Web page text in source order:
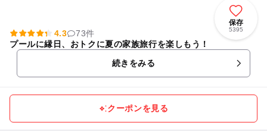
保存
5395
4.3
73件
プールに縁日、おトクに夏の家族旅行を楽しもう！
続きをみる
クーポンを見る